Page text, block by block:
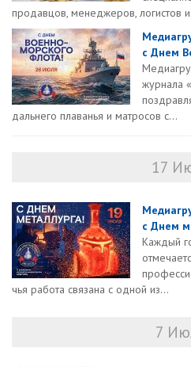
продавцов, менеджеров, логистов
с Днем
журнала
дальнего плаванья и матросов с...
17
с Днем
Каждый
чья работа связана с одной из...
7